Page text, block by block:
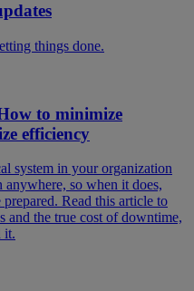
things done.
to minimize
efficiency
system in your organization
so when it does,
Read this article to
and the true cost of downtime,
it.